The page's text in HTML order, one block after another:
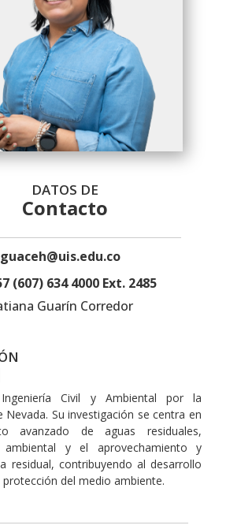
DATOS DE
Contacto
(607) 634 4000 Ext. 2485
Guarín Corredor
Civil y Ambiental por la
Nevada. Su investigación se centra en
avanzado de aguas residuales,
ambiental y el aprovechamiento y
residual, contribuyendo al desarrollo
protección del medio ambiente.